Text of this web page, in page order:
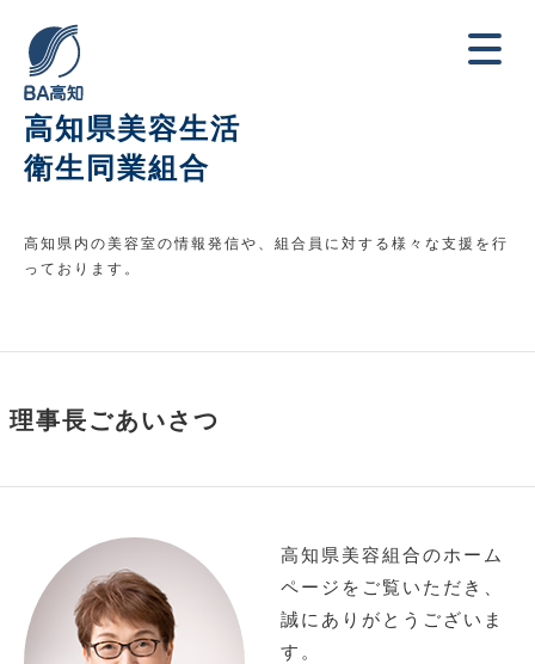
高知県美容生活
衛生同業組合
高知県内の美容室の情報発信や、組合員に対する様々な支援を行
っております。
理事長ごあいさつ
高知県美容組合のホーム
ページをご覧いただき、
誠にありがとうございま
す。